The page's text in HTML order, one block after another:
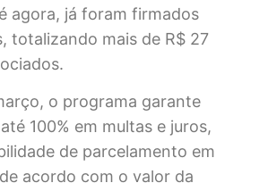
agora, já foram firmados
totalizando mais de R$ 27
o programa garante
100% em multas e juros,
de parcelamento em
acordo com o valor da